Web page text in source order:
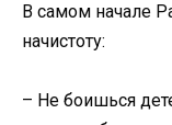
В самом начале
начистоту:
– Не боишься